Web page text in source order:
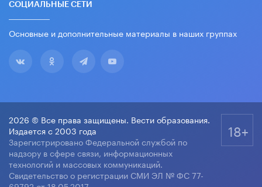
СОЦИАЛЬНЫЕ СЕТИ
Основные и дополнительные материалы в наших группах
2026 © Все права защищены. Вести образования.
Издается с 2003 года
Зарегистрировано Федеральной службой по
надзору в сфере связи, информационных
технологий и массовых коммуникаций.
Свидетельство о регистрации СМИ ЭЛ № ФС 77-
18+